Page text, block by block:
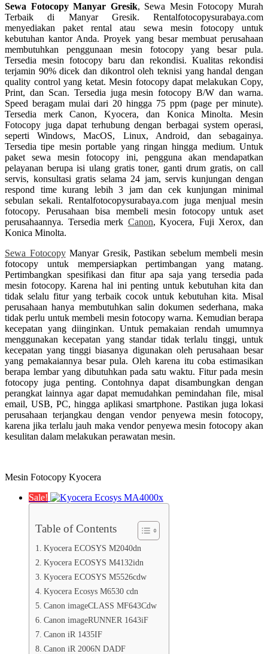
Sewa FotocopyManyar Gresik, Sewa Mesin Fotocopy Murah
Terbaik di Manyar Gresik. Rentalfotocopysurabaya.com
menyediakan paket rental atau sewa mesin fotocopy untuk
kebutuhan kantor Anda. Proyek yang besar membuat perusahaan
membutuhkan penggunaan mesin fotocopy yang besar pula.
Tersedia mesin fotocopy baru dan rekondisi. Kualitas rekondisi
terjamin 90% dicek dan dikontrol oleh teknisi yang handal dengan
quality control yang ketat. Mesin fotocopy dapat melakukan Copy,
Print, dan Scan. Tersedia juga mesin fotocopy B/W dan warna.
Speed beragam mulai dari 20 hingga 75 ppm (page per minute).
Tersedia merk Canon, Kyocera, dan Konica Minolta. Mesin
Fotocopy juga dapat terhubung dengan berbagai system operasi,
seperti Windows, MacOS, Linux, Android, dan sebagainya.
Tersedia tipe mesin portable yang ringan hingga medium. Untuk
paket sewa mesin fotocopy ini, pengguna akan mendapatkan
pelayanan berupa isi ulang gratis toner, ganti drum gratis, on call
servis, konsultasi gratis selama 24 jam, servis kunjungan dengan
respond time kurang lebih 3 jam dan cek kunjungan minimal
sebulan sekali. Rentalfotocopysurabaya.com juga menjual mesin
fotocopy. Perusahaan bisa membeli mesin fotocopy untuk aset
perusahaannya. Tersedia merk Canon, Kyocera, Fuji Xerox, dan
Konica Minolta.
Sewa FotocopyManyar Gresik, Pastikan sebelum membeli mesin
fotocopy untuk mempersiapkan pertimbangan yang matang.
Pertimbangkan spesifikasi dan fitur apa saja yang tersedia pada
mesin fotocopy. Karena hal ini penting untuk kebutuhan kita dan
tidak selalu fitur yang terbaik cocok untuk kebutuhan kita. Misal
perusahaan hanya membutuhkan salin dokumen sederhana, maka
tidak perlu untuk membeli mesin fotocopy warna. Kemudian berapa
kecepatan yang diinginkan. Untuk pemakaian rendah umumnya
menggunakan kecepatan yang standar tidak terlalu tinggi, untuk
kecepatan yang tinggi biasanya digunakan oleh perusahaan besar
yang pemakaiannya besar pula. Oleh karena itu coba estimasikan
berapa lembar yang dibutuhkan pada satu waktu. Fitur pada mesin
fotocopy juga penting. Contohnya dapat disambungkan dengan
perangkat lainnya agar dapat memudahkan pemindahan file, misal
email, USB, PC, hingga aplikasi smartphone. Pastikan juga lokasi
perusahaan terjangkau dengan vendor penyewa mesin fotocopy,
karena jika terlalu jauh maka vendor penyewa mesin fotocopy akan
kesulitan dalam melakukan perawatan mesin.
Mesin Fotocopy Kyocera
Sale!
Table of Contents
Kyocera ECOSYS M2040dn
Kyocera ECOSYS M4132idn
Kyocera ECOSYS M5526cdw
Kyocera Ecosys M6530 cdn
Canon imageCLASS MF643Cdw
Canon imageRUNNER 1643iF
Canon iR 1435IF
Canon iR 2006N DADF